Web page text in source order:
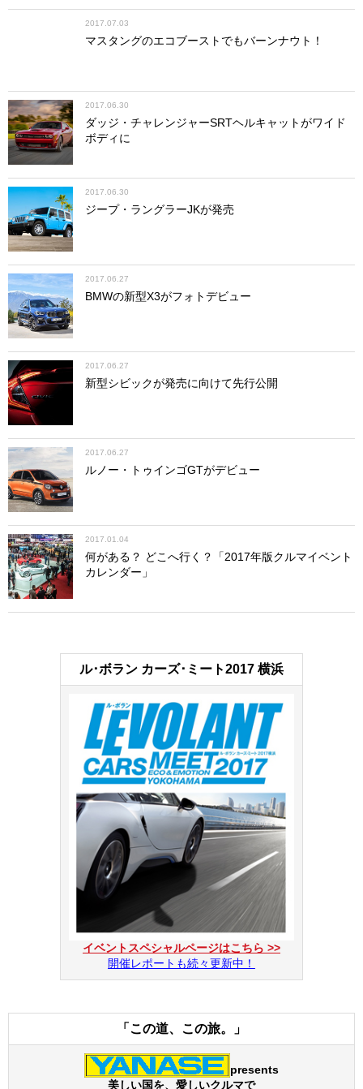
2017.07.03
マスタングのエコブーストでもバーンナウト！
2017.06.30
ダッジ・チャレンジャーSRTヘルキャットがワイド
ボディに
2017.06.30
ジープ・ラングラーJKが発売
2017.06.27
BMWの新型X3がフォトデビュー
2017.06.27
新型シビックが発売に向けて先行公開
2017.06.27
ルノー・トゥインゴGTがデビュー
2017.01.04
何がある？ どこへ行く？「2017年版クルマイベント
カレンダー」
ル･ボラン カーズ･ミート2017 横浜
イベントスペシャルページはこちら >>
開催レポートも続々更新中！
「この道、この旅。」
presents
美しい国を、愛しいクルマで